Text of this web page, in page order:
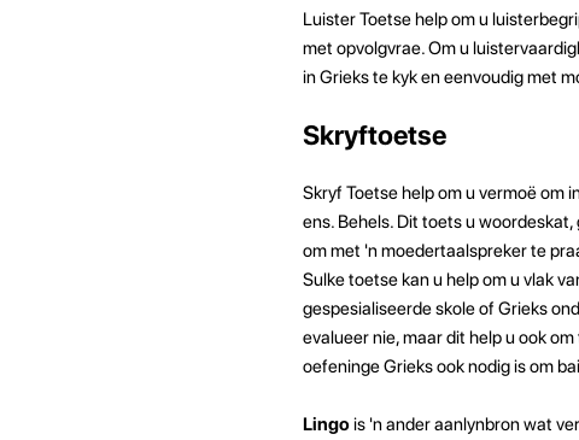
Luister Toetse help om u
met opvolgvrae. Om u
in Grieks te kyk en eenvoudig met
Skryftoetse
Skryf Toetse help om u vermoë om
ens. Behels. Dit toets u
om met 'n moedertaalspreker te
Sulke toetse kan u help om u vlak
gespesialiseerde skole of Grieks
evalueer nie, maar dit help u ook
oefeninge Grieks ook nodig is om
Lingois 'n ander aanlynbron wat